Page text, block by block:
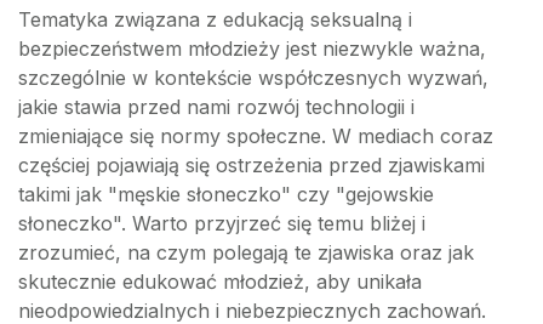
Tematyka związana z edukacją seksualną i
bezpieczeństwem młodzieży jest niezwykle ważna,
szczególnie w kontekście współczesnych wyzwań,
jakie stawia przed nami rozwój technologii i
zmieniające się normy społeczne. W mediach coraz
częściej pojawiają się ostrzeżenia przed zjawiskami
takimi jak "męskie słoneczko" czy "gejowskie
słoneczko". Warto przyjrzeć się temu bliżej i
zrozumieć, na czym polegają te zjawiska oraz jak
skutecznie edukować młodzież, aby unikała
nieodpowiedzialnych i niebezpiecznych zachowań.